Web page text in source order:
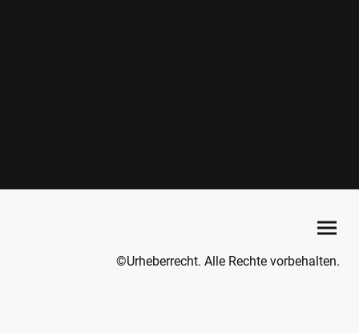
©Urheberrecht. Alle Rechte vorbehalten.